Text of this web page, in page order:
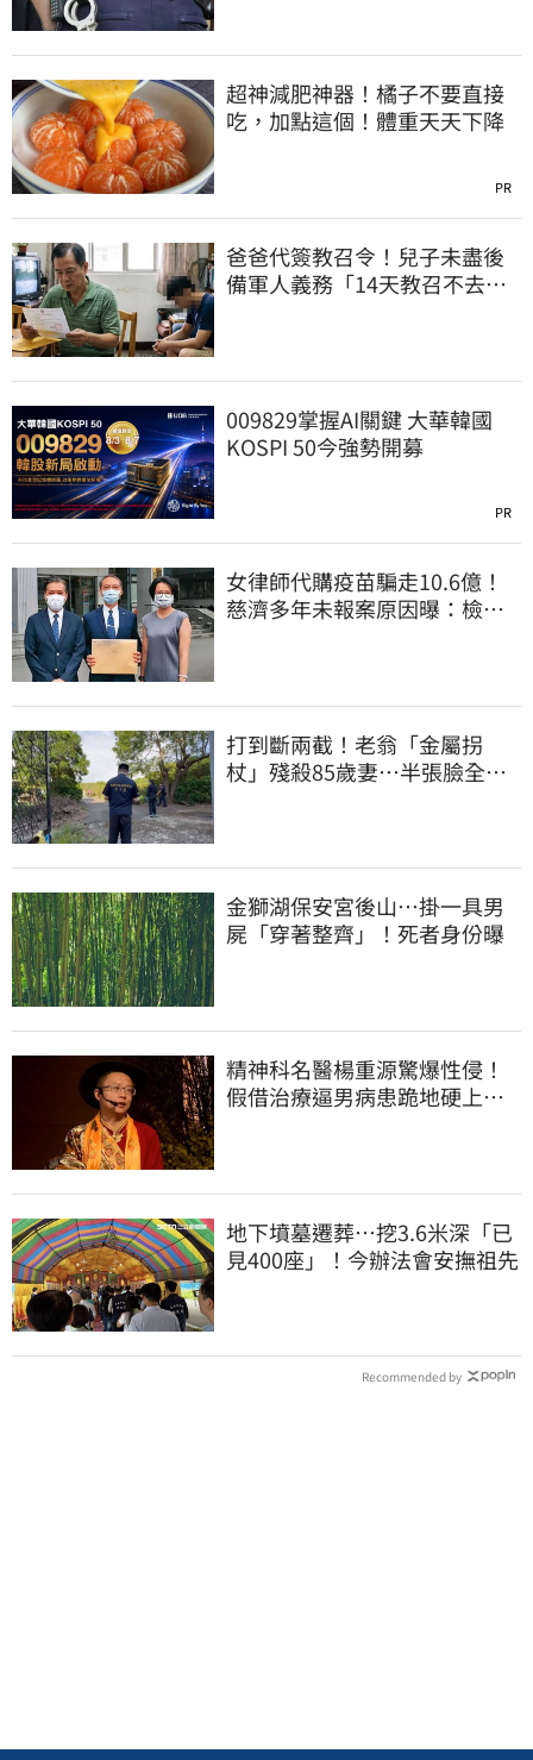
超神減肥神器！橘子不要直接
吃，加點這個！體重天天下降
PR
爸爸代簽教召令！兒子未盡後
備軍人義務「14天教召不去」
009829掌握AI關鍵 大華韓國
KOSPI 50今強勢開募
PR
女律師代購疫苗騙走10.6億！
慈濟多年未報案原因曝：檢警
打到斷兩截！老翁「金屬拐
杖」殘殺85歲妻…半張臉全
金獅湖保安宮後山…掛一具男
屍「穿著整齊」！死者身份曝
精神科名醫楊重源驚爆性侵！
假借治療逼男病患跪地硬上…
地下墳墓遷葬…挖3.6米深「已
見400座」！今辦法會安撫祖先
Recommended by